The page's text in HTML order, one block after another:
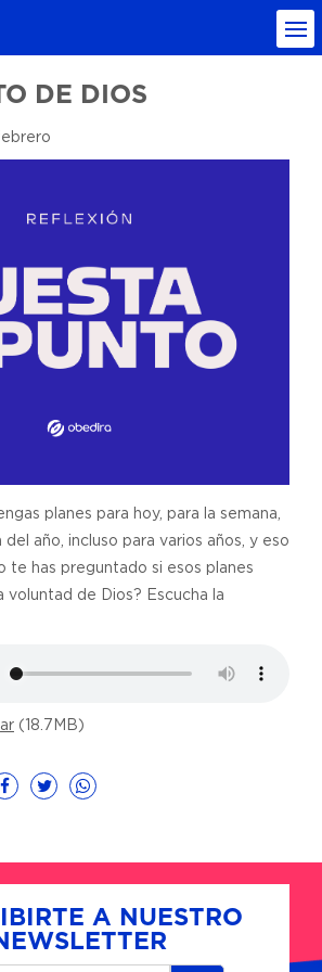
DE DIOS
planes para hoy, para la semana,
año, incluso para varios años, y eso
te has preguntado si esos planes
voluntad de Dios? Escucha la
(18.7MB)
A NUESTRO